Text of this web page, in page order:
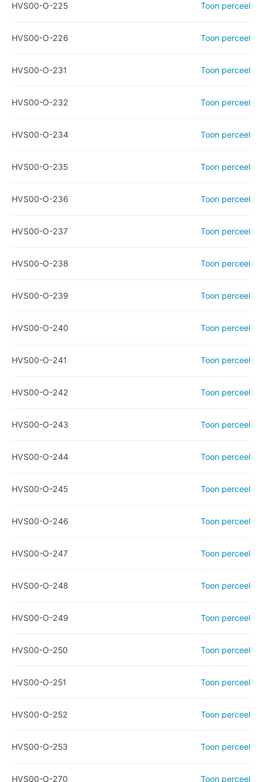
HVS00-O-225 Toon perceel
HVS00-O-226 Toon perceel
HVS00-O-231 Toon perceel
HVS00-O-232 Toon perceel
HVS00-O-234 Toon perceel
HVS00-O-235 Toon perceel
HVS00-O-236 Toon perceel
HVS00-O-237 Toon perceel
HVS00-O-238 Toon perceel
HVS00-O-239 Toon perceel
HVS00-O-240 Toon perceel
HVS00-O-241 Toon perceel
HVS00-O-242 Toon perceel
HVS00-O-243 Toon perceel
HVS00-O-244 Toon perceel
HVS00-O-245 Toon perceel
HVS00-O-246 Toon perceel
HVS00-O-247 Toon perceel
HVS00-O-248 Toon perceel
HVS00-O-249 Toon perceel
HVS00-O-250 Toon perceel
HVS00-O-251 Toon perceel
HVS00-O-252 Toon perceel
HVS00-O-253 Toon perceel
HVS00-O-270 Toon perceel